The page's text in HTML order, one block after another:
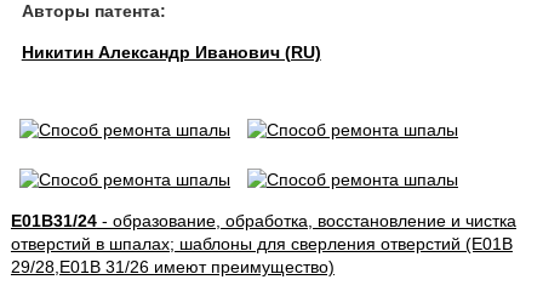
Авторы патента:
Никитин Александр Иванович (RU)
E01B31/24- образование, обработка, восстановление и чистка
отверстий в шпалах; шаблоны для сверления отверстий (E01B
29/28,E01B 31/26 имеют преимущество)